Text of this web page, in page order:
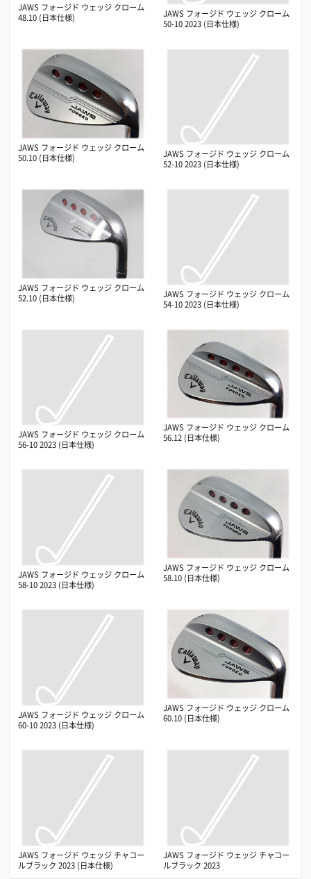
JAWS フォージド ウェッジ クローム
48.10 (日本仕様)
JAWS フォージド ウェッジ クローム
50-10 2023 (日本仕様)
JAWS フォージド ウェッジ クローム
50.10 (日本仕様)
JAWS フォージド ウェッジ クローム
52-10 2023 (日本仕様)
JAWS フォージド ウェッジ クローム
52.10 (日本仕様)
JAWS フォージド ウェッジ クローム
54-10 2023 (日本仕様)
JAWS フォージド ウェッジ クローム
56-10 2023 (日本仕様)
JAWS フォージド ウェッジ クローム
56.12 (日本仕様)
JAWS フォージド ウェッジ クローム
58-10 2023 (日本仕様)
JAWS フォージド ウェッジ クローム
58.10 (日本仕様)
JAWS フォージド ウェッジ クローム
60-10 2023 (日本仕様)
JAWS フォージド ウェッジ クローム
60.10 (日本仕様)
JAWS フォージド ウェッジ チャコー
ルブラック 2023 (日本仕様)
JAWS フォージド ウェッジ チャコー
ルブラック 2023